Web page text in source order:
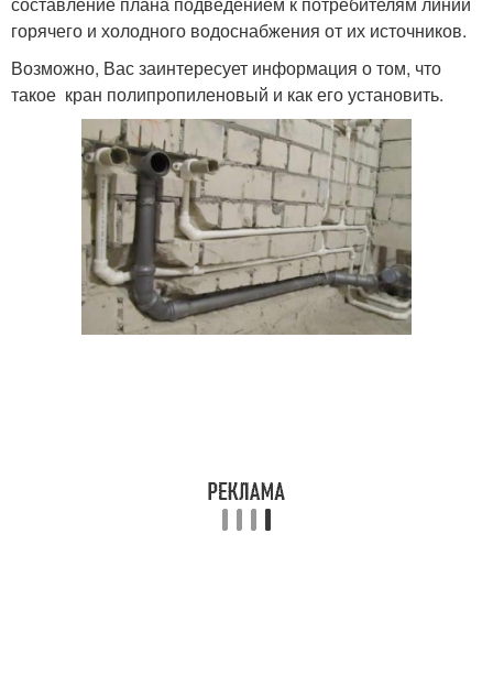
горячего и холодного водоснабжения от их источников.
Возможно, Вас заинтересует информация о том, что
такое кран полипропиленовый и как его установить.